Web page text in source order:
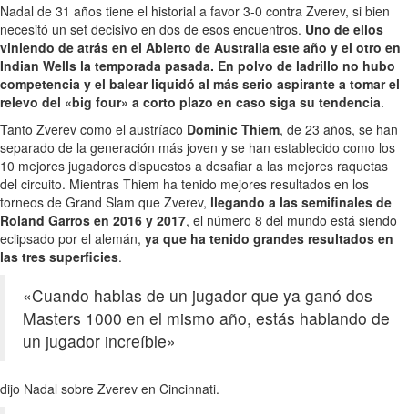
Nadal de 31 años tiene el historial a favor 3-0 contra Zverev, si bien
necesitó un set decisivo en dos de esos encuentros. Uno de ellos
viniendo de atrás en el Abierto de Australia este año y el otro en
Indian Wells la temporada pasada. En polvo de ladrillo no hubo
competencia y el balear liquidó al más serio aspirante a tomar el
relevo del «big four» a corto plazo en caso siga su tendencia.
Tanto Zverev como el austríaco Dominic Thiem, de 23 años, se han
separado de la generación más joven y se han establecido como los
10 mejores jugadores dispuestos a desafiar a las mejores raquetas
del circuito. Mientras Thiem ha tenido mejores resultados en los
torneos de Grand Slam que Zverev, llegando a las semifinales de
Roland Garros en 2016 y 2017, el número 8 del mundo está siendo
eclipsado por el alemán, ya que ha tenido grandes resultados en
las tres superficies.
«Cuando hablas de un jugador que ya ganó dos
Masters 1000 en el mismo año, estás hablando de
un jugador increíble»
dijo Nadal sobre Zverev en Cincinnati.